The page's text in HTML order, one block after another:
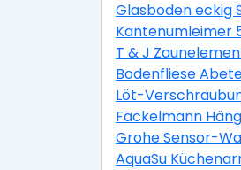
Glasboden eckig
Kantenumleimer
T & J
Bodenfliese
Löt-
Fackelmann
Grohe Sensor-
AquaSu